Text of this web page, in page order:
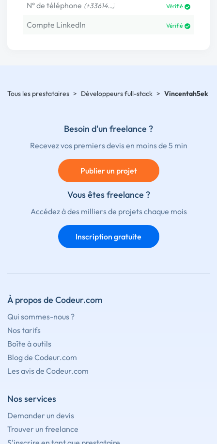
N° de téléphone (+33614…) Vérifié
Compte LinkedIn Vérifié
Tous les prestataires > Développeurs full-stack > Vincentah5ek
Besoin d'un freelance ?
Recevez vos premiers devis en moins de 5 min
Publier un projet
Vous êtes freelance ?
Accédez à des milliers de projets chaque mois
Inscription gratuite
À propos de Codeur.com
Qui sommes-nous ?
Nos tarifs
Boîte à outils
Blog de Codeur.com
Les avis de Codeur.com
Nos services
Demander un devis
Trouver un freelance